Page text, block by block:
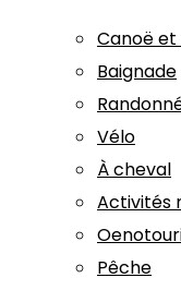
Canoë et
Baignade
Vélo
À cheval
Activités
Pêche